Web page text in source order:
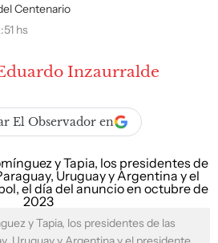
Centenario
hs
Inzaurralde
El Observador en
y Tapia, los presidentes de las